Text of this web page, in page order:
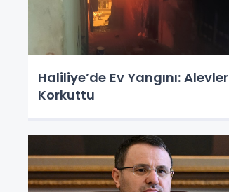
Haliliye’de Ev Yangını: Alevler
Korkuttu